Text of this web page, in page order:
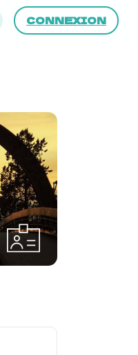
CONNEXION